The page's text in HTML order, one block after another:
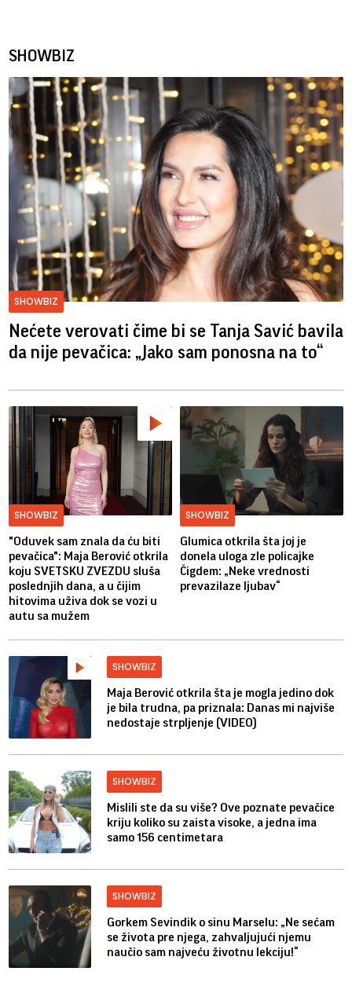
SHOWBIZ
SHOWBIZ
Nećete verovati čime bi se Tanja Savić bavila
da nije pevačica: „Jako sam ponosna na to“
SHOWBIZ
"Oduvek sam znala da ću biti
pevačica": Maja Berović otkrila
koju SVETSKU ZVEZDU sluša
poslednjih dana, a u čijim
hitovima uživa dok se vozi u
autu sa mužem
SHOWBIZ
Glumica otkrila šta joj je
donela uloga zle policajke
Čigdem: „Neke vrednosti
prevazilaze ljubav“
SHOWBIZ
Maja Berović otkrila šta je mogla jedino dok
je bila trudna, pa priznala: Danas mi najviše
nedostaje strpljenje (VIDEO)
SHOWBIZ
Mislili ste da su više? Ove poznate pevačice
kriju koliko su zaista visoke, a jedna ima
samo 156 centimetara
SHOWBIZ
Gorkem Sevindik o sinu Marselu: „Ne sećam
se života pre njega, zahvaljujući njemu
naučio sam najveću životnu lekciju!“